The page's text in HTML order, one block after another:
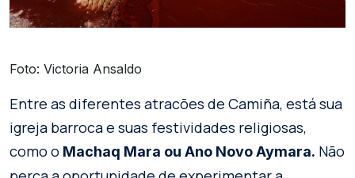
Foto: Victoria Ansaldo
Entre as diferentes atracões de Camiña, está sua
igreja barroca e suas festividades religiosas,
como o Machaq Mara ou Ano Novo Aymara. Não